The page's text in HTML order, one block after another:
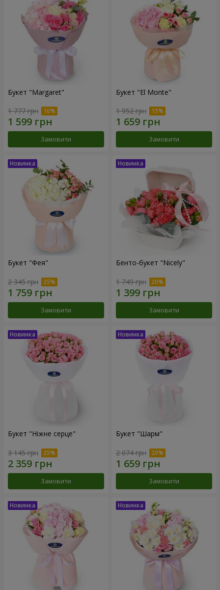
Букет "Margaret"
1 777 грн
Замовити
Букет "El Monte"
1 952 грн
Замовити
Букет "Фея"
2 345 грн
Замовити
Бенто-букет "Nicely"
1 749 грн
Замовити
Букет "Ніжне серце"
3 145 грн
Замовити
Букет "Шарм"
2 074 грн
Замовити